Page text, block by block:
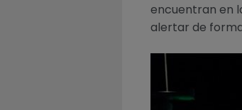
encuentran en
alertar de